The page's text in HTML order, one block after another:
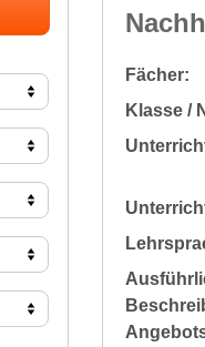
Fächer:
Klasse /